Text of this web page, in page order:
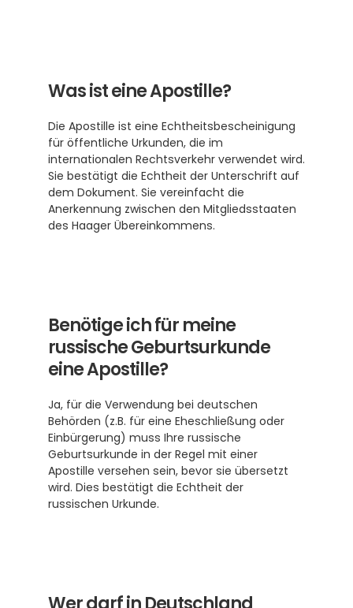
Was ist eine Apostille?
Die Apostille ist eine Echtheitsbescheinigung
für öffentliche Urkunden, die im
internationalen Rechtsverkehr verwendet wird.
Sie bestätigt die Echtheit der Unterschrift auf
dem Dokument. Sie vereinfacht die
Anerkennung zwischen den Mitgliedsstaaten
des Haager Übereinkommens.
Benötige ich für meine
russische Geburtsurkunde
eine Apostille?
Ja, für die Verwendung bei deutschen
Behörden (z.B. für eine Eheschließung oder
Einbürgerung) muss Ihre russische
Geburtsurkunde in der Regel mit einer
Apostille versehen sein, bevor sie übersetzt
wird. Dies bestätigt die Echtheit der
russischen Urkunde.